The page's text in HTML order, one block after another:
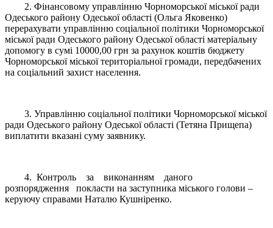
2. Фінансовому управлінню Чорноморської міської ради
Одеського району Одеської області (Ольга Яковенко)
перерахувати управлінню соціальної політики Чорноморської
міської ради Одеського району Одеської області матеріальну
допомогу в сумі 10000,00 грн за рахунок коштів бюджету
Чорноморської міської територіальної громади, передбачених
на соціальний захист населення.
3. Управлінню соціальної політики Чорноморської міської
ради Одеського району Одеської області (Тетяна Прищепа)
виплатити вказані суму заявнику.
4. Контроль за виконанням даного
розпорядження покласти на заступника міського голови –
керуючу справами Наталю Кушніренко.